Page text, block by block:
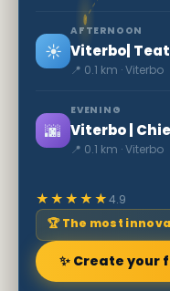
☀️
AFTERNOON
Viterbo|
📍 0.1 km · Viterbo
🌆
EVENING
Viterbo |
📍 0.1 km · Viterbo
★★★★★4.9
🏆 The most
✨ Create